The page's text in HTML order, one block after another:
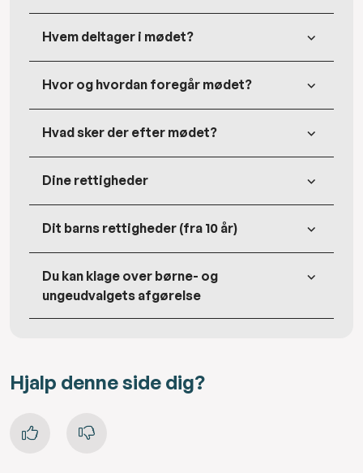
Hvem deltager i mødet?
Hvor og hvordan foregår mødet?
Hvad sker der efter mødet?
Dine rettigheder
Dit barns rettigheder (fra 10 år)
Du kan klage over børne- og
ungeudvalgets afgørelse
Hjalp denne side dig?